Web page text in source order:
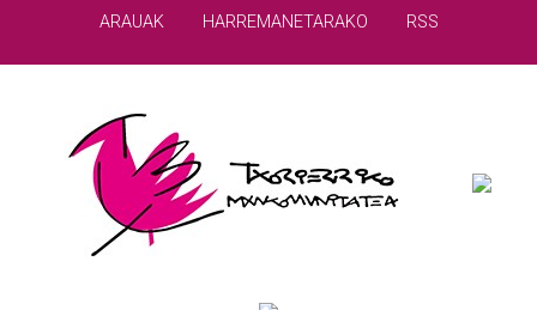
ARAUAK HARREMANETARAKO RSS